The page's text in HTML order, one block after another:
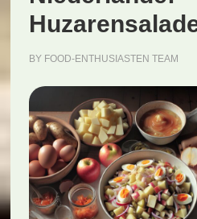
BY FOOD-ENTHUSIASTEN TEAM